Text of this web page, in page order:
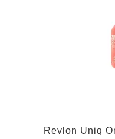
Revlon Uniq